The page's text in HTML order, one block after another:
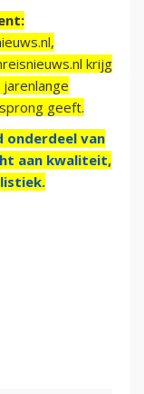
krijg
geeft.
onderdeel van
aan kwaliteit,